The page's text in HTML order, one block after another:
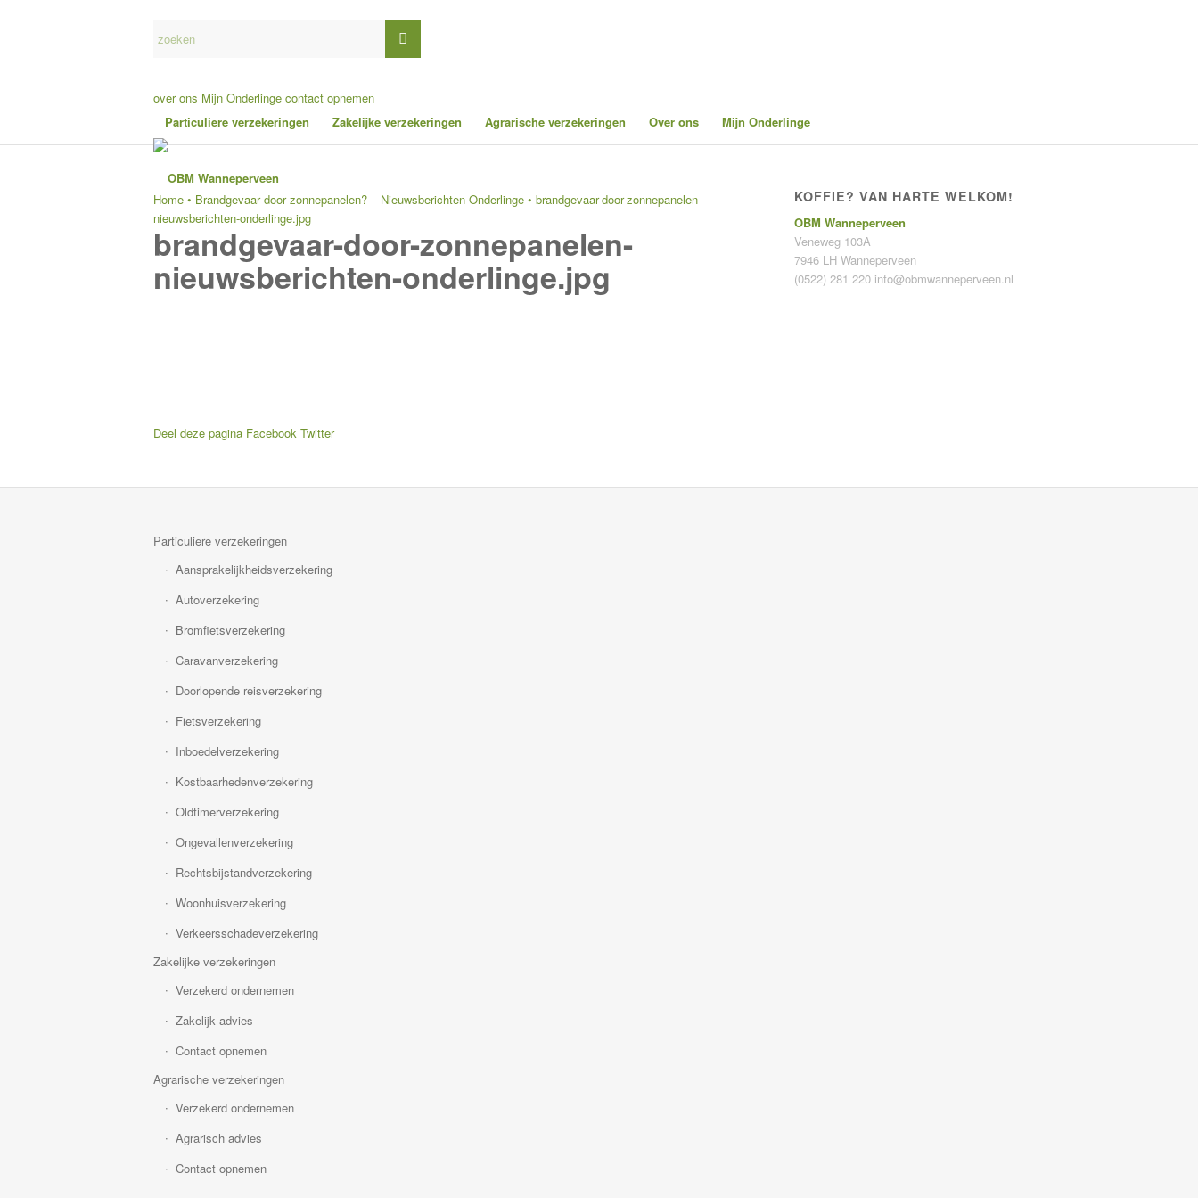
over ons Mijn Onderlinge contact opnemen
Particuliere verzekeringen
Zakelijke verzekeringen Agrarische verzekeringen Over ons Mijn Onderlinge
Home • Brandgevaar door zonnepanelen? – Nieuwsberichten Onderlinge • brandgevaar-door-zonnepanelen-
nieuwsberichten-onderlinge.jpg
brandgevaar-door-zonnepanelen-
nieuwsberichten-onderlinge.jpg
Deel deze pagina Facebook Twitter
KOFFIE? VAN HARTE WELKOM!
OBM Wanneperveen
Veneweg 103A
7946 LH Wanneperveen
(0522) 281 220 info@obmwanneperveen.nl
Particuliere verzekeringen
Aansprakelijkheidsverzekering
Autoverzekering
Bromfietsverzekering
Caravanverzekering
Doorlopende reisverzekering
Fietsverzekering
Inboedelverzekering
Kostbaarhedenverzekering
Oldtimerverzekering
Ongevallenverzekering
Rechtsbijstandverzekering
Woonhuisverzekering
Verkeersschadeverzekering
Zakelijke verzekeringen
Verzekerd ondernemen
Zakelijk advies
Contact opnemen
Agrarische verzekeringen
Verzekerd ondernemen
Agrarisch advies
Contact opnemen